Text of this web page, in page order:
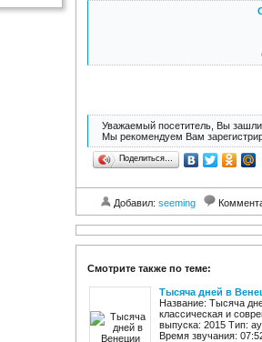
Уважаемый посетитель, Вы зашли
Мы рекомендуем Вам
Поделиться…
Добавил: seeming
Смотрите также по теме:
Тысяча дней в
Название: Тысяча
классическая и
выпуска: 2015 Тип:
Время звучания: